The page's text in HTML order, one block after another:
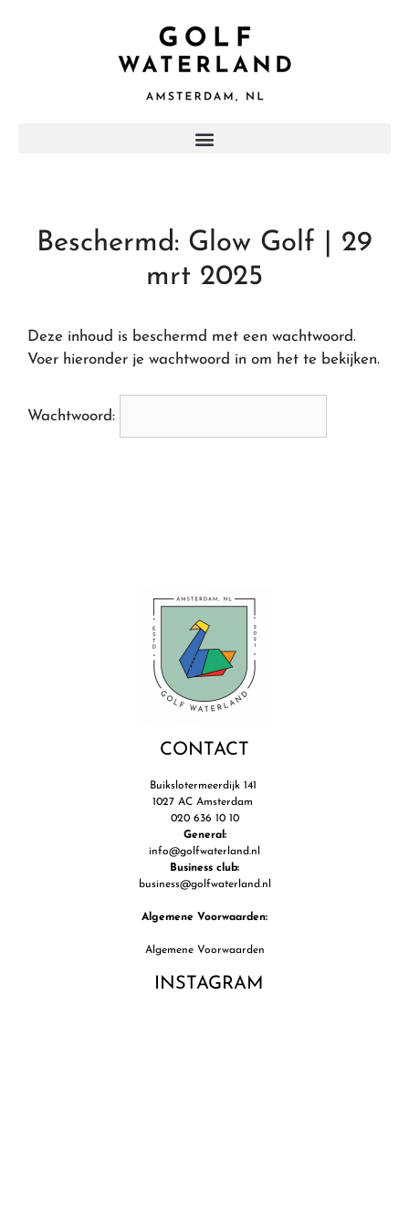
Beschermd: Glow Golf | 29
mrt 2025
Deze inhoud is beschermd met een wachtwoord.
Voer hieronder je wachtwoord in om het te bekijken.
Wachtwoord:
CONTACT
Buikslotermeerdijk 141
1027 AC Amsterdam
020 636 10 10
General:
info@golfwaterland.nl
Business club:
business@golfwaterland.nl
Algemene Voorwaarden:
Algemene Voorwaarden
INSTAGRAM